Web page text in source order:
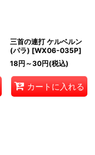
三首の連打 ケルベルン
(パラ) [WX06-035P]
18円 ～30円(税込)
カートに入れる